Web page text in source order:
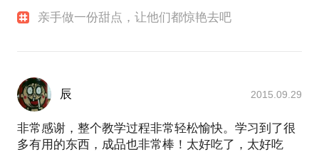
亲手做一份甜点，让他们都惊艳去吧
辰 2015.09.29
非常感谢，整个教学过程非常轻松愉快。学习到了很
多有用的东西，成品也非常棒！太好吃了，太好吃